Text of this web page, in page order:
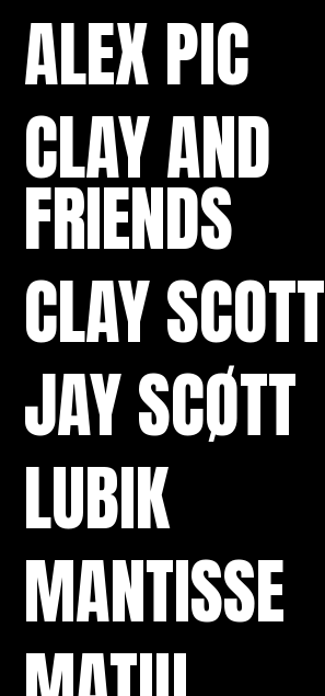
ALEX PIC
CLAY AND
FRIENDS
CLAY SCOTT
JAY SCØTT
LUBIK
MANTISSE